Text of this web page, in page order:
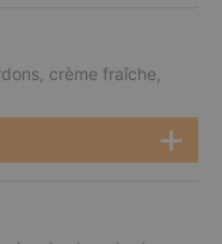
crème fraîche,